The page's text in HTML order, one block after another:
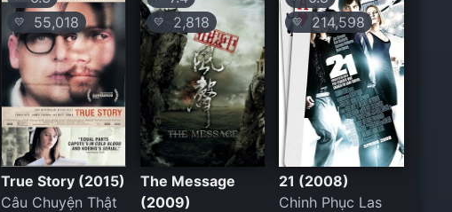
💛 55,018
True Story (2015)
Câu Chuyện Thật
💛 2,818
The Message
(2009)
💛 214,598
21 (2008)
Chinh Phục Las